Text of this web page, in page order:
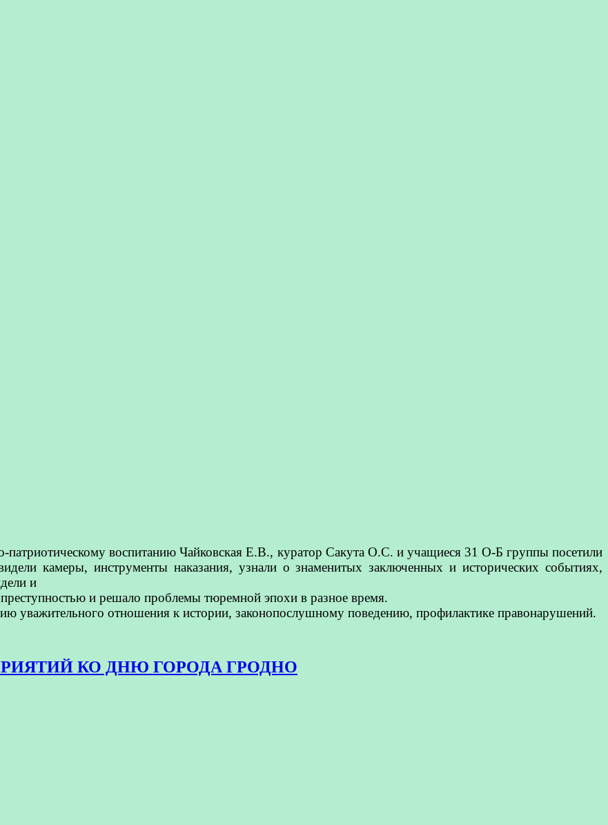
патриотическому воспитанию Чайковская Е.В., куратор Сакута О.С. и учащиеся 31 О-Б группы посетили
камеры, инструменты наказания, узнали о знаменитых заключенных и исторических событиях,
и
и решало проблемы тюремной эпохи в разное время.
уважительного отношения к истории, законопослушному поведению, профилактике правонарушений.
КО ДНЮ ГОРОДА ГРОДНО